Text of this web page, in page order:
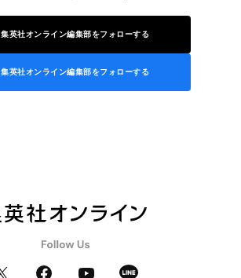
集英社オンライン編集部をフォローする
集英社オンライン編集部をフォローする